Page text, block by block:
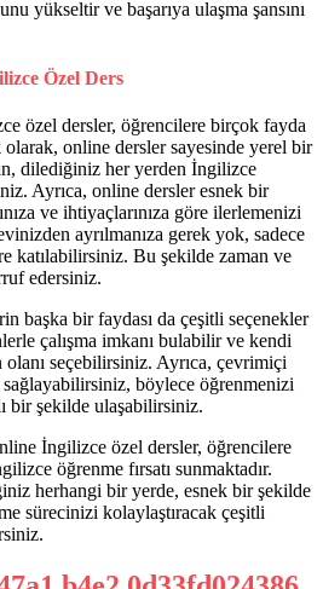
yükseltir ve başarıya ulaşma şansını
Özel Ders
özel dersler, öğrencilere birçok fayda
olarak, online dersler sayesinde yerel bir
dilediğiniz her yerden İngilizce
Ayrıca, online dersler esnek bir
ve ihtiyaçlarınıza göre ilerlemenizi
ayrılmanıza gerek yok, sadece
katılabilirsiniz. Bu şekilde zaman ve
edersiniz.
başka bir faydası da çeşitli seçenekler
çalışma imkanı bulabilir ve kendi
olanı seçebilirsiniz. Ayrıca, çevrimiçi
böylece öğrenmenizi
bir şekilde ulaşabilirsiniz.
İngilizce özel dersler, öğrencilere
öğrenme fırsatı sunmaktadır.
herhangi bir yerde, esnek bir şekilde
sürecinizi kolaylaştıracak çeşitli